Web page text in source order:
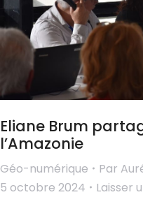
Eliane Brum
l’Amazonie
Géo-numérique Par
5 octobre 2024
Laisser